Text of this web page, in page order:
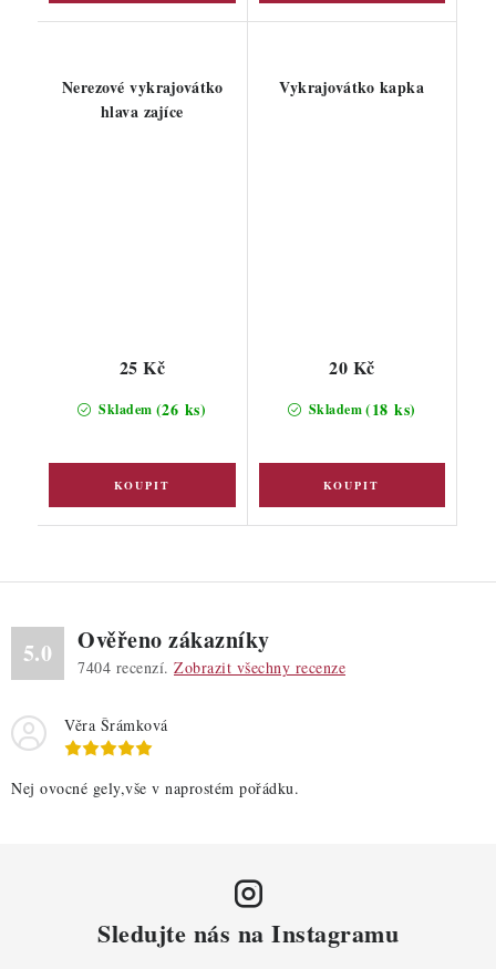
Nerezové vykrajovátko
hlava zajíce
Skladem (26 ks)
25 Kč
Vykrajovátko kapka
Skladem(18 ks)
20 Kč
5.0 Ověřeno zákazníky
7404 recenzí. Zobrazit všechny recenze
Věra Šrámková
Nej ovocné gely,vše v naprostém pořádku.
Sledujte nás na Instagramu